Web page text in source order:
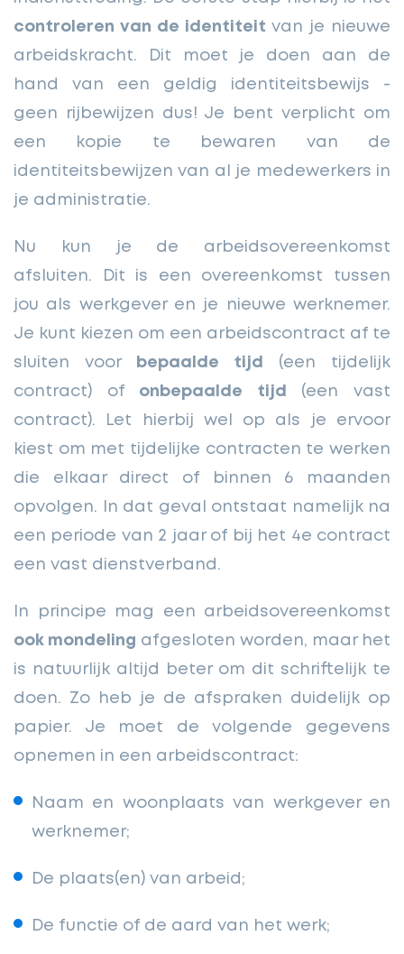
controleren van de identiteit van je nieuwe
arbeidskracht. Dit moet je doen aan de
hand van een geldig identiteitsbewijs -
geen rijbewijzen dus! Je bent verplicht om
een kopie te bewaren van de
identiteitsbewijzen van al je medewerkers in
je administratie.
Nu kun je de arbeidsovereenkomst
afsluiten. Dit is een overeenkomst tussen
jou als werkgever en je nieuwe werknemer.
Je kunt kiezen om een arbeidscontract af te
sluiten voor
bepaalde tijd
(een tijdelijk
contract) of onbepaalde tijd
(een vast
contract). Let hierbij wel op als je ervoor
kiest om met tijdelijke contracten te werken
die elkaar direct of binnen 6 maanden
opvolgen. In dat geval ontstaat namelijk na
een periode van 2 jaar of bij het 4e contract
een vast dienstverband.
In principe mag een arbeidsovereenkomst
ook mondeling afgesloten worden, maar het
is natuurlijk altijd beter om dit schriftelijk te
doen. Zo heb je de afspraken duidelijk op
papier. Je moet de volgende gegevens
opnemen in een arbeidscontract:
Naam en woonplaats van werkgever en
werknemer;
De plaats(en) van arbeid;
De functie of de aard van het werk;